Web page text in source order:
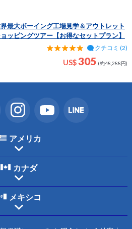
最大ボーイング工場見学＆アウトレット
ッピングツアー【お得なセットプラン】
クチコミ (2)
US$305 (約48,288円)
アメリカ
カナダ
メキシコ